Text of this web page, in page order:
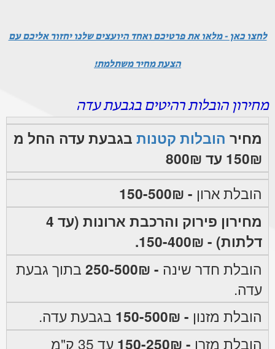
לחצו כאן - מלאו את פרטיכם ואחד היועצים שלנו יחזור אליכם עם
הצעת מחיר משתלמת!
מחירון הובלות רהיטים בגבעת עדה
מחיר הובלות קטנות בגבעת עדה החל מ
150₪ עד 800₪
הובלת ארון - 150-500₪
מחירון פירוק והרכבת ארונות (עד 4
דלתות) - 150-400₪.
הובלת חדר שינה - 250-500₪
בתוך גבעת
עדה.
הובלת מזנון - 150-500₪
בגבעת עדה.
הובלת מזרן - 150-250₪
עד 35 ק"מ